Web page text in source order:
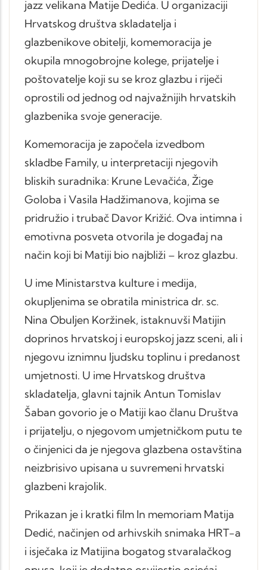
jazz velikana Matije Dedića. U organizaciji
Hrvatskog društva skladatelja i
glazbenikove obitelji, komemoracija je
okupila mnogobrojne kolege, prijatelje i
poštovatelje koji su se kroz glazbu i riječi
oprostili od jednog od najvažnijih hrvatskih
glazbenika svoje generacije.
Komemoracija je započela izvedbom
skladbe Family, u interpretaciji njegovih
bliskih suradnika: Krune Levačića, Žige
Goloba i Vasila Hadžimanova, kojima se
pridružio i trubač Davor Križić. Ova intimna i
emotivna posveta otvorila je događaj na
način koji bi Matiji bio najbliži – kroz glazbu.
U ime Ministarstva kulture i medija,
okupljenima se obratila ministrica dr. sc.
Nina Obuljen Koržinek, istaknuvši Matijin
doprinos hrvatskoj i europskoj jazz sceni, ali i
njegovu iznimnu ljudsku toplinu i predanost
umjetnosti. U ime Hrvatskog društva
skladatelja, glavni tajnik Antun Tomislav
Šaban govorio je o Matiji kao članu Društva
i prijatelju, o njegovom umjetničkom putu te
o činjenici da je njegova glazbena ostavština
neizbrisivo upisana u suvremeni hrvatski
glazbeni krajolik.
Prikazan je i kratki film In memoriam Matija
Dedić, načinjen od arhivskih snimaka HRT-a
i isječaka iz Matijina bogatog stvaralačkog